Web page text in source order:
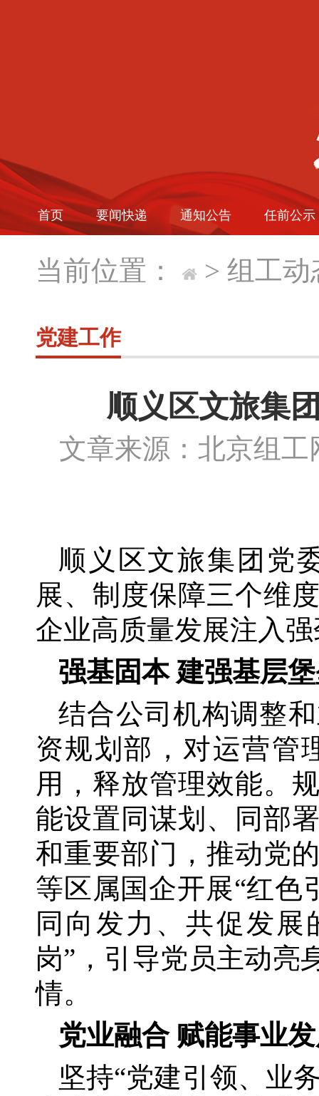
首页 要闻快递 通知公告 任前公示
当前位置： > 组工动
党建工作
顺义区文旅集
文章来源：北京
顺义区文旅集团党
展、制度保障三个维
企业高质量发展注入
强基固本 建强基层
结合公司机构调整
资规划部，对运营管
用，释放管理效能。
能设置同谋划、同部
和重要部门，推动党
等区属国企开展“红色
同向发力、共促发
岗”，引导党员主动亮
情。
党业融合 赋能事业
坚持“党建引领、业